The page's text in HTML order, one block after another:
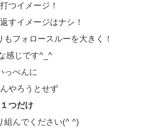
つイメージ！
すイメージはナシ！
もフォロースルーを大きく！
感じです^_^
っぺんに
やろうとせず
１つだけ
組んでください(^ ^)